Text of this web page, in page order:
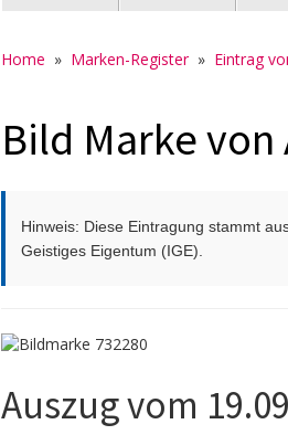
Home » Marken-Register» Eintrag
Bild Marke von
Hinweis: Diese Eintragung stammt
Geistiges Eigentum (IGE).
Auszug vom